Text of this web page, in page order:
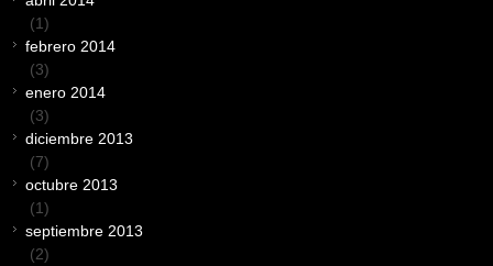
(1)
febrero 2014
(3)
enero 2014
(3)
diciembre 2013
(7)
octubre 2013
(1)
septiembre 2013
(2)